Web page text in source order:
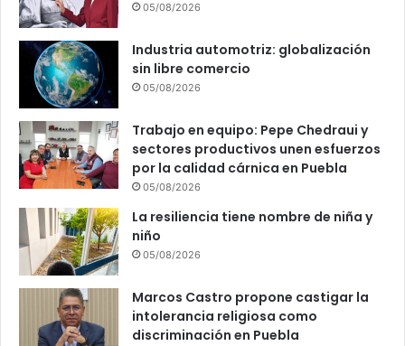
05/08/2026
Industria automotriz: globalización
sin libre comercio
05/08/2026
Trabajo en equipo: Pepe Chedraui y
sectores productivos unen esfuerzos
por la calidad cárnica en Puebla
05/08/2026
La resiliencia tiene nombre de niña y
niño
05/08/2026
Marcos Castro propone castigar la
intolerancia religiosa como
discriminación en Puebla